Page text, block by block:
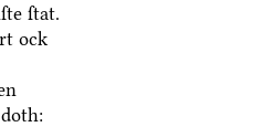
ſtat.
ock